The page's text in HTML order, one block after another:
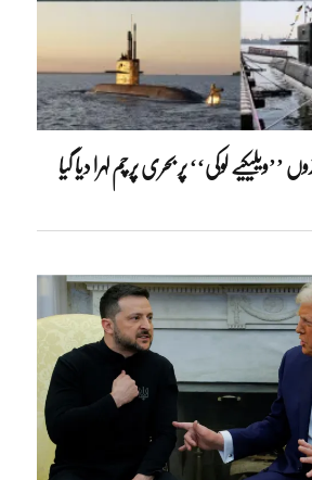
لوکی‘‘ پر بحری پرچم لہرا دیا گیا